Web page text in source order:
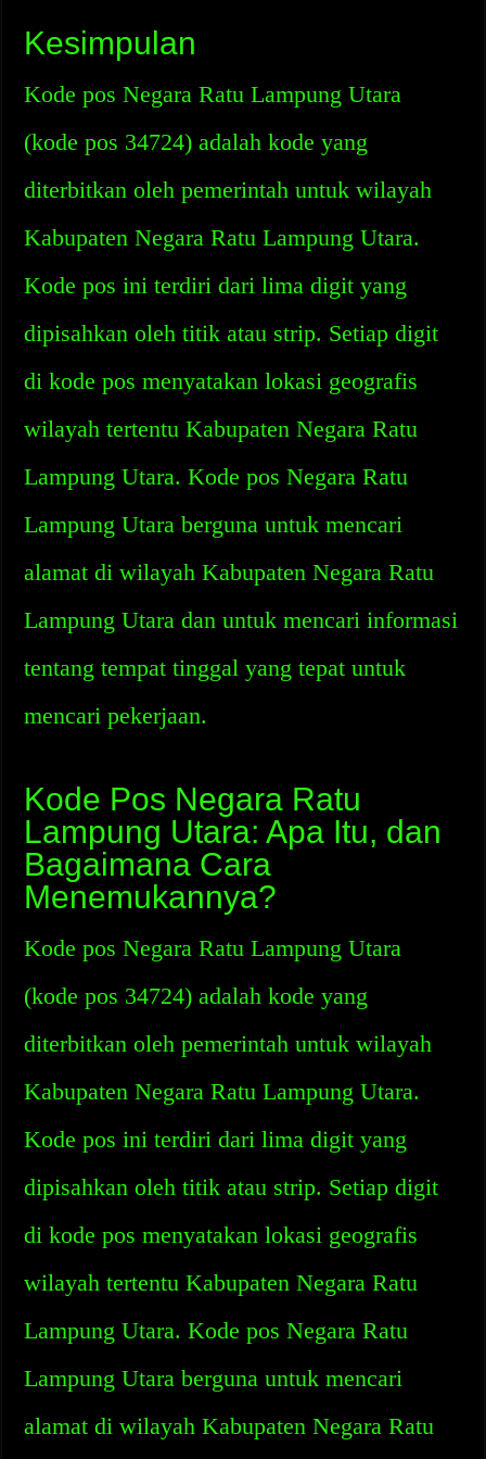
Kesimpulan
Kode pos Negara Ratu Lampung Utara
(kode pos 34724) adalah kode yang
diterbitkan oleh pemerintah untuk wilayah
Kabupaten Negara Ratu Lampung Utara.
Kode pos ini terdiri dari lima digit yang
dipisahkan oleh titik atau strip. Setiap digit
di kode pos menyatakan lokasi geografis
wilayah tertentu Kabupaten Negara Ratu
Lampung Utara. Kode pos Negara Ratu
Lampung Utara berguna untuk mencari
alamat di wilayah Kabupaten Negara Ratu
Lampung Utara dan untuk mencari informasi
tentang tempat tinggal yang tepat untuk
mencari pekerjaan.
Kode Pos Negara Ratu
Lampung Utara: Apa Itu, dan
Bagaimana Cara
Menemukannya?
Kode pos Negara Ratu Lampung Utara
(kode pos 34724) adalah kode yang
diterbitkan oleh pemerintah untuk wilayah
Kabupaten Negara Ratu Lampung Utara.
Kode pos ini terdiri dari lima digit yang
dipisahkan oleh titik atau strip. Setiap digit
di kode pos menyatakan lokasi geografis
wilayah tertentu Kabupaten Negara Ratu
Lampung Utara. Kode pos Negara Ratu
Lampung Utara berguna untuk mencari
alamat di wilayah Kabupaten Negara Ratu